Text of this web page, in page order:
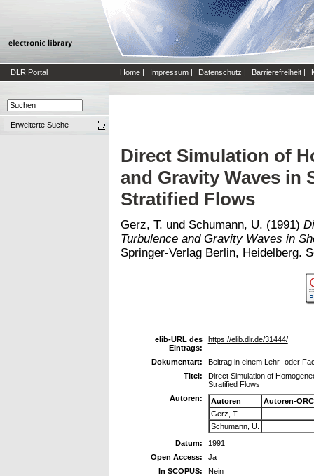
DLR Portal Home | Impressum | Datenschutz | Barrierefreiheit |
Erweiterte Suche
Direct Simulation of
and Gravity Waves in
Stratified Flows
Gerz, T. und Schumann, U. (1991)
Turbulence and Gravity Waves in
Springer-Verlag Berlin, Heidelberg.
elib-URL des
Eintrags:
https://elib.dlr.de/31444/
Dokumentart:
Beitrag in einem Lehr- oder
Titel:
Direct Simulation of
Stratified Flows
Autoren:
Autoren
Autoren-
Gerz, T.
Schumann, U.
Datum:
1991
Open Access:
Ja
In SCOPUS:
Nein